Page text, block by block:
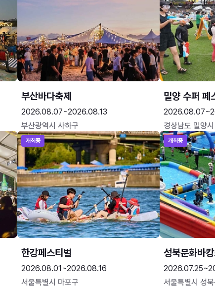
부산바다축제
2026.08.07~2026.08.13
부산광역시 사하구
밀양 수퍼 페
경상남도 밀양시
개최중
한강페스티벌
2026.08.01~2026.08.16
서울특별시 마포구
개최중
성북문화바
서울특별시 성